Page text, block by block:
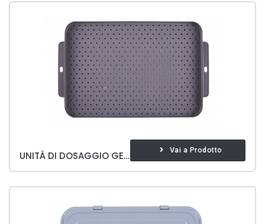
UNITÀ DI DOSAGGIO GECKO Vai a Prodotto